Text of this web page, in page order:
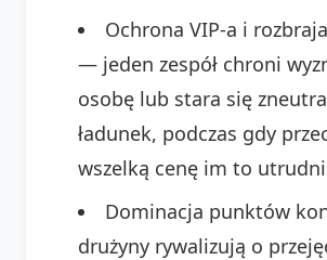
Ochrona VIP-a i
— jeden zespół chroni
osobę lub stara się
ładunek, podczas gdy
wszelką cenę im to
Dominacja punktów
drużyny rywalizują o